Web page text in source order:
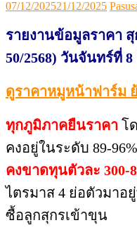
Posted
07/12/202521/12/2025
รายงานข้อมูลราคา
50/2568) วันจันทร์ที่
ดูราคาหมูหน้าฟาร์ม
ทุกภูมิภาคยืนราคา โ
คงอยู่ในระดับ 89-
คงขาดทุนตัวละ 300-
ไตรมาส 4 ย่อตัวมาอ
ซื้อลูกสุกรเข้าขุน